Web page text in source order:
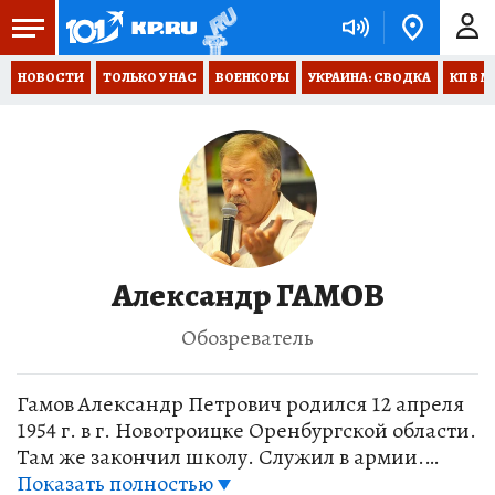
НОВОСТИ ТОЛЬКО У НАС ВОЕНКОРЫ УКРАИНА: СВОДКА КП В
Александр ГАМОВ
Обозреватель
Гамов Александр Петрович родился 12 апреля
1954 г. в г. Новотроицке Оренбургской области.
Там же закончил школу. Служил в армии.
Окончил факультет журналистики Уральского
Показать полностью